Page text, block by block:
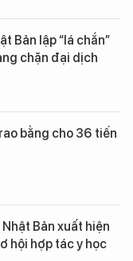
Bản lập “lá chắn”
chặn đại dịch
bằng cho 36 tiến
Bản xuất hiện
hội hợp tác y học